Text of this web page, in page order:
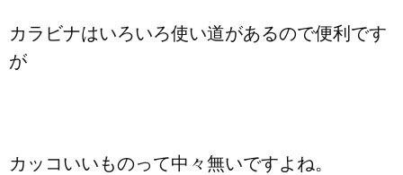
カラビナはいろいろ使い道があるので便利です
が
カッコいいものって中々無いですよね。